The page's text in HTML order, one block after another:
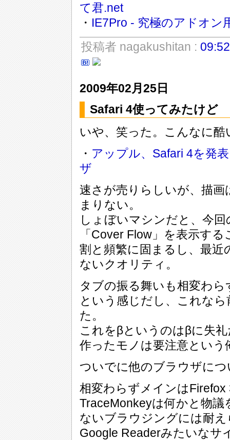
て君.net
・ IE7Pro - 究極のアドオン
投稿者 nagakushitan : 09:52
2009年02月25日
Safari 4使ってみたけど
いや、笑った。こんなに
・ アップル、Safari 4を発
ザ
速さが売りらしいが、描
まりない。
しょぼいマシンだと、今
「Cover Flow」を表示す
割と頻繁に固まるし、最
ないクオリティ。
タブの振る舞いも相変わ
という感じだし、これな
た。
これをβというのはβに失
作ったモノは要注意とい
ついでに他のブラウザに
相変わらずメインはFirefox
TraceMonkeyは何かと物
ないブラウジングには耐
Google Readerみたいなサ